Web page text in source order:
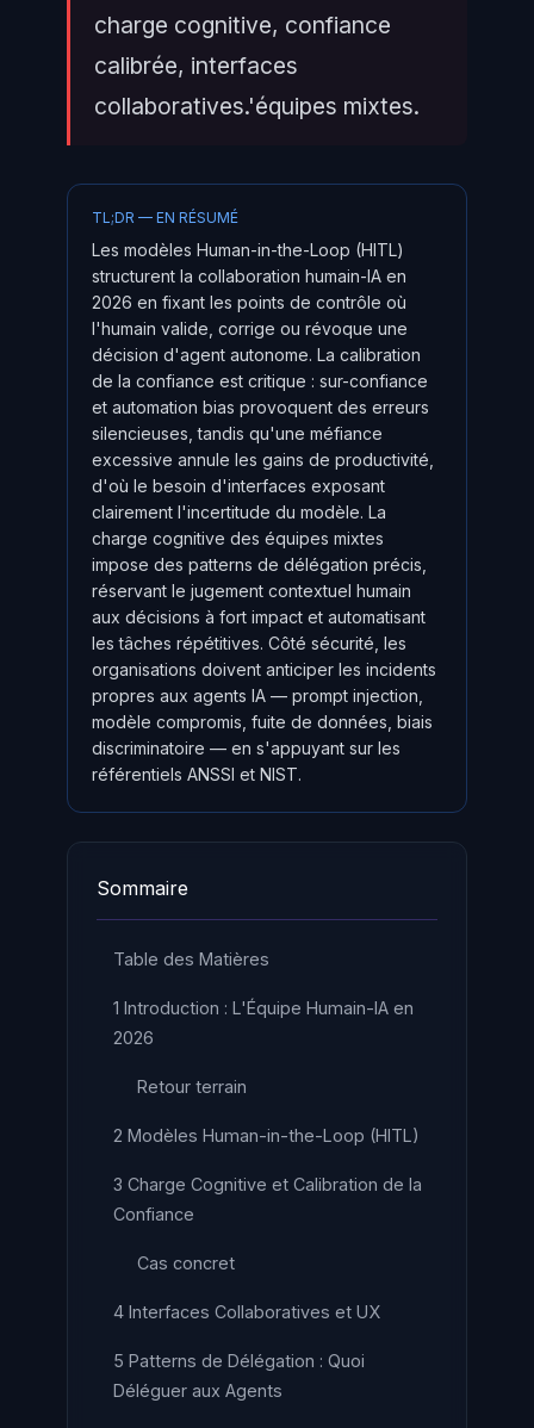
charge cognitive, confiance
calibrée, interfaces
collaboratives.'équipes mixtes.
TL;DR — EN RÉSUMÉ
Les modèles Human-in-the-Loop (HITL)
structurent la collaboration humain-IA en
2026 en fixant les points de contrôle où
l'humain valide, corrige ou révoque une
décision d'agent autonome. La calibration
de la confiance est critique : sur-confiance
et automation bias provoquent des erreurs
silencieuses, tandis qu'une méfiance
excessive annule les gains de productivité,
d'où le besoin d'interfaces exposant
clairement l'incertitude du modèle. La
charge cognitive des équipes mixtes
impose des patterns de délégation précis,
réservant le jugement contextuel humain
aux décisions à fort impact et automatisant
les tâches répétitives. Côté sécurité, les
organisations doivent anticiper les incidents
propres aux agents IA — prompt injection,
modèle compromis, fuite de données, biais
discriminatoire — en s'appuyant sur les
référentiels ANSSI et NIST.
Sommaire
Table des Matières
1 Introduction : L'Équipe Humain-IA en
2026
Retour terrain
2 Modèles Human-in-the-Loop (HITL)
3 Charge Cognitive et Calibration de la
Confiance
Cas concret
4 Interfaces Collaboratives et UX
5 Patterns de Délégation : Quoi
Déléguer aux Agents